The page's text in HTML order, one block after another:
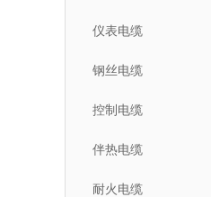
仪表电缆
钢丝电缆
控制电缆
伴热电缆
耐火电缆